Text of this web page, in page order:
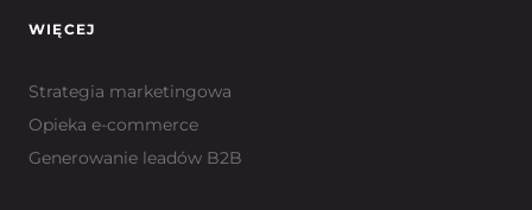
WIĘCEJ
Strategia marketingowa
Opieka e-commerce
Generowanie leadów B2B